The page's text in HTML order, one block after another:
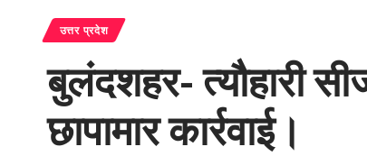
उत्तर प्रदेश
बुलंदशहर- त्यौहारी
छापामार कार्रवाई।